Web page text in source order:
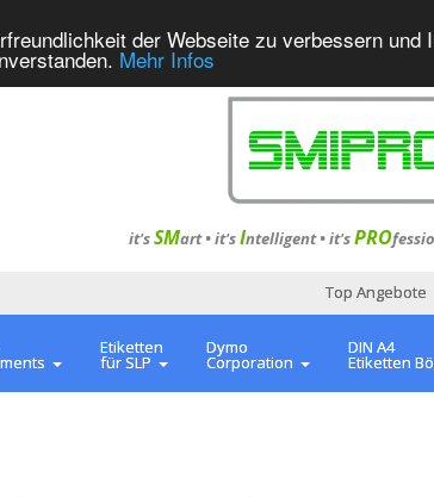
der Webseite zu verbessern
Mehr Infos
it'sSMart •it'sIntelligent•it'sPRO
Top Angebote
Etiketten
für SLP
Dymo
Corporation
DIN A4
Etiketten